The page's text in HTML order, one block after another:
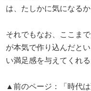
は、たしかに気になるか
それでもなお、ここま
が本気で作り込んだと
い満足感を与えてくれる
▲前のページ：「時代は